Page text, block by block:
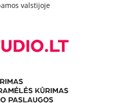
valstijoje